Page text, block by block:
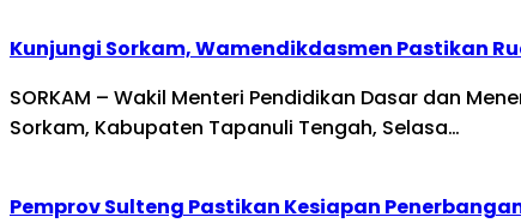
Kunjungi Sorkam, Wamendikdasmen Pastikan
SORKAM – Wakil Menteri Pendidikan Dasar dan
Sorkam, Kabupaten Tapanuli Tengah, Selasa…
Pemprov Sulteng Pastikan Kesiapan